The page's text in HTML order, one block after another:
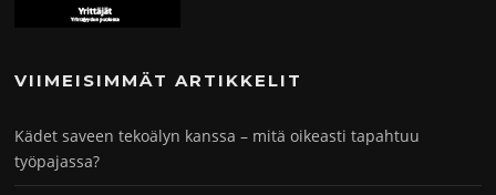
VIIMEISIMMÄT ARTIKKELIT
Kädet saveen tekoälyn kanssa – mitä oikeasti tapahtuu
työpajassa?